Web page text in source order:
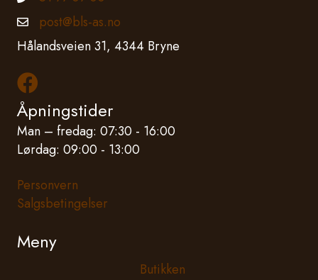
Epostadresse
post@bls-as.no
Hålandsveien 31, 4344 Bryne
Les mer om oss på Facebook
Åpningstider
Man – fredag: 07:30 - 16:00
Lørdag: 09:00 - 13:00
Personvern
Salgsbetingelser
Meny
Butikken